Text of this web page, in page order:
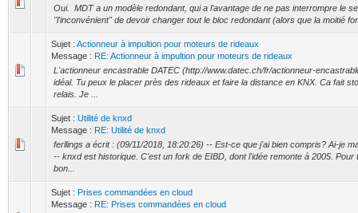
Oui. MDT a un modèle redondant, qui a l'avantage de ne pas interrompre le
"l'inconvénient" de devoir changer tout le bloc redondant (alors que la moitié
Sujet : Actionneur à impultion pour moteurs de rideaux
Message : RE: Actionneur à impultion pour moteurs de rideaux
L'actionneur encastrable DATEC (http://www.datec.ch/fr/actionneur-
idéal. Tu peux le placer près des rideaux et faire la distance en KNX. Ca fait
relais. Je ...
Sujet : Utilité de knxd
Message : RE: Utilité de knxd
ferllings a écrit : (09/11/2018, 18:20:26) -- Est-ce que j'ai bien compris? Ai-je
-- knxd est historique. C'est un fork de EIBD, dont l'idée remonte à 2005. Pour
bon...
Sujet : Prises commandées en cloud
Message : RE: Prises commandées en cloud